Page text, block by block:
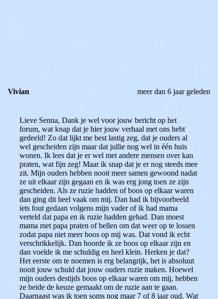
Vivian meer dan 6 jaar geleden
Lieve Senna, Dank je wel voor jouw bericht op het
forum, wat knap dat je hier jouw verhaal met ons hebt
gedeeld! Zo dat lijkt me best lastig zeg, dat je ouders al
wel gescheiden zijn maar dat jullie nog wel in één huis
wonen. Ik lees dat je er wel met andere mensen over kan
praten, wat fijn zeg! Maar ik snap dat je er nog steeds mee
zit. Mijn ouders hebben nooit meer samen gewoond nadat
ze uit elkaar zijn gegaan en ik was erg jong toen ze zijn
gescheiden. Als ze ruzie hadden of boos op elkaar waren
dan ging dit heel vaak om mij. Dan had ik bijvoorbeeld
iets fout gedaan volgens mijn vader of ik had mama
verteld dat papa en ik ruzie hadden gehad. Dan moest
mama met papa praten of bellen om dat weer op te lossen
zodat papa niet meer boos op mij was. Dat vond ik echt
verschrikkelijk. Dan hoorde ik ze boos op elkaar zijn en
dan voelde ik me schuldig en heel klein. Herken je dat?
Het eerste om te noemen is erg belangrijk, het is absoluut
nooit jouw schuld dat jouw ouders ruzie maken. Hoewel
mijn ouders destijds boos op elkaar waren om mij, hebben
ze beide de keuze gemaakt om de ruzie aan te gaan.
Daarnaast was ik toen soms nog maar 7 of 8 jaar oud. Wat